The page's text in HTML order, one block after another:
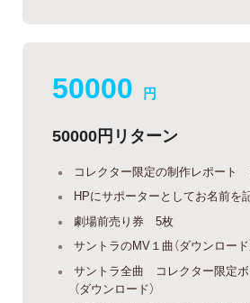
50000 円
50000円リターン
コレクター限定の制作レポート
HPにサポーターとしてお名前を記
劇場前売り券 5枚
サントラのMV１曲（ダウンロード
サントラ全曲 コレクター限定
（ダウンロード）